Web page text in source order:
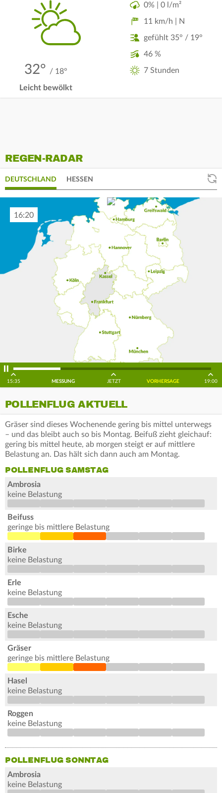
32° / 18°
Leicht bewölkt
0% | 0 l/m²
11 km/h | N
gefühlt 35° / 19°
46 %
7 Stunden
REGEN-RADAR
DEUTSCHLAND HESSEN
16:30
15:35 MESSUNG JETZT VORHERSAGE 19:00
POLLENFLUG AKTUELL
Gräser sind dieses Wochenende gering bis mittel unterwegs
– und das bleibt auch so bis Montag. Beifuß zieht gleichauf:
gering bis mittel heute, ab morgen steigt er auf mittlere
Belastung an. Das hält sich dann auch am Montag.
POLLENFLUG SAMSTAG
Ambrosia
keine Belastung
Beifuss
geringe bis mittlere Belastung
Birke
keine Belastung
Erle
keine Belastung
Esche
keine Belastung
Gräser
geringe bis mittlere Belastung
Hasel
keine Belastung
Roggen
keine Belastung
POLLENFLUG SONNTAG
Ambrosia
keine Belastung